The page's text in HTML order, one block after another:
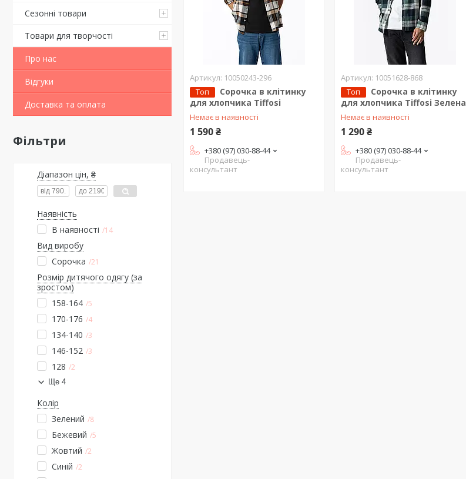
Сезонні товари
Товари для творчості
Про нас
Відгуки
Доставка та оплата
Фільтри
Діапазон цін, ₴
Наявність
В наявності
14
Вид виробу
Сорочка 21
Розмір дитячого одягу (за
зростом)
158-164 5
170-176 4
134-140 3
146-152 3
128 2
Ще 4
Колір
Зелений
8
Бежевий 5
Жовтий 2
Синій 2
10050243-296
Топ
Сорочка в клітинку
для хлопчика Tiffosi
Немає в наявності
1 590 ₴
+380 (97) 030-88-44
Продавець-
консультант
10051628-868
Топ
Сорочка в клітинку
для хлопчика Tiffosi Зелена
Немає в наявності
1 290 ₴
+380 (97) 030-88-44
Продавець-
консультант